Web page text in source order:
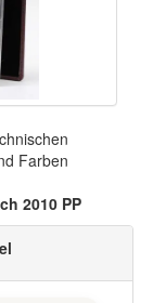
Farben
2010 PP